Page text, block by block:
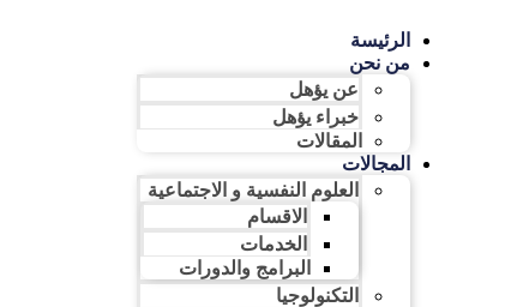
الرئيسة
من نحن
عن يؤهل
خبراء يؤهل
المقالات
المجالات
العلوم النفسية و الاجتماعية
الاقسام
الخدمات
البرامج والدورات
التكنولوجيا